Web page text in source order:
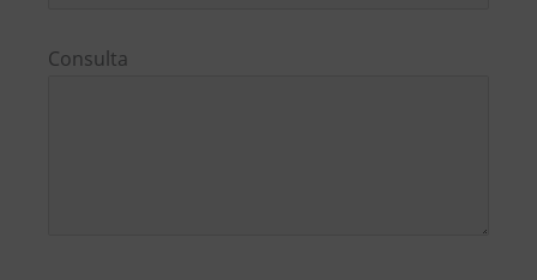
Consulta